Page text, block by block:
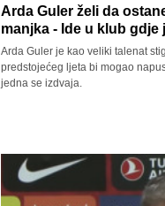
Arda Guler želi da
manjka - Ide u klub
Arda Guler je kao veliki talenat
predstojećeg ljeta bi mogao
jedna se izdvaja.